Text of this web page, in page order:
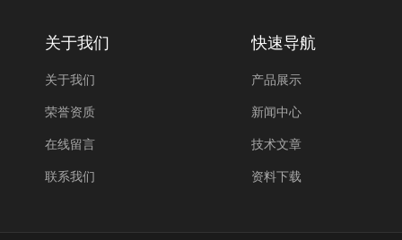
关于我们
关于我们
荣誉资质
在线留言
联系我们
快速导航
产品展示
新闻中心
技术文章
资料下载